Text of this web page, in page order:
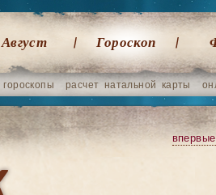
Август Гороскоп
гороскопы расчет натальной карты